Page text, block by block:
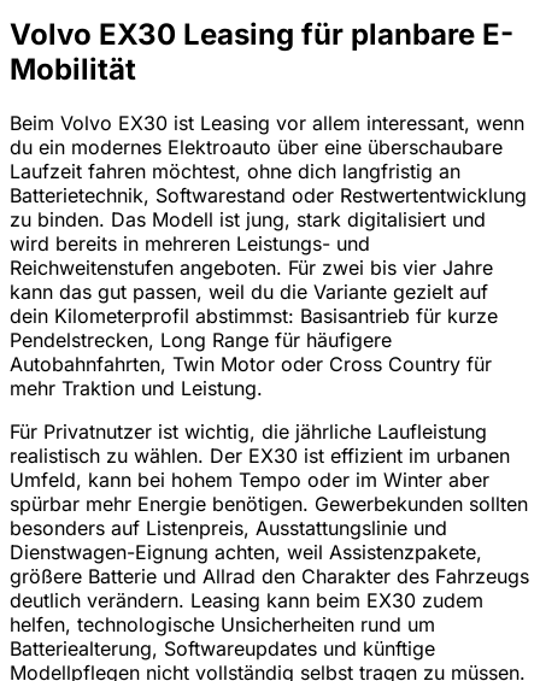
Volvo EX30 Leasing für planbare E-
Mobilität
Beim Volvo EX30 ist Leasing vor allem interessant, wenn
du ein modernes Elektroauto über eine überschaubare
Laufzeit fahren möchtest, ohne dich langfristig an
Batterietechnik, Softwarestand oder Restwertentwicklung
zu binden. Das Modell ist jung, stark digitalisiert und
wird bereits in mehreren Leistungs- und
Reichweitenstufen angeboten. Für zwei bis vier Jahre
kann das gut passen, weil du die Variante gezielt auf
dein Kilometerprofil abstimmst: Basisantrieb für kurze
Pendelstrecken, Long Range für häufigere
Autobahnfahrten, Twin Motor oder Cross Country für
mehr Traktion und Leistung.
Für Privatnutzer ist wichtig, die jährliche Laufleistung
realistisch zu wählen. Der EX30 ist effizient im urbanen
Umfeld, kann bei hohem Tempo oder im Winter aber
spürbar mehr Energie benötigen. Gewerbekunden sollten
besonders auf Listenpreis, Ausstattungslinie und
Dienstwagen-Eignung achten, weil Assistenzpakete,
größere Batterie und Allrad den Charakter des Fahrzeugs
deutlich verändern. Leasing kann beim EX30 zudem
helfen, technologische Unsicherheiten rund um
Batteriealterung, Softwareupdates und künftige
Modellpflegen nicht vollständig selbst tragen zu müssen.